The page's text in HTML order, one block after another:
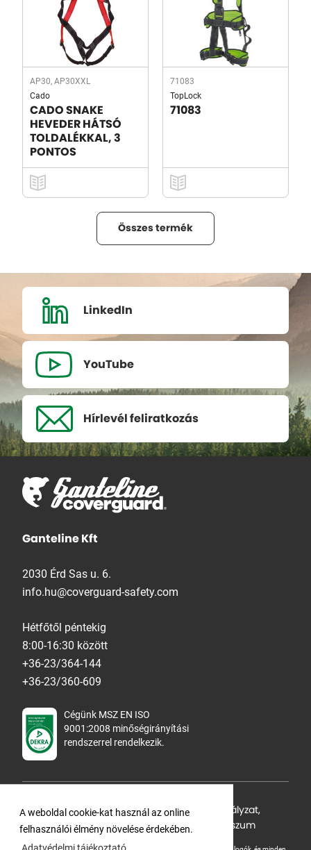
A weboldal cookie-kat használ az online
felhasználói élmény növelése érdekében.
AP30, AP30XXL
Cado
CADO SNAKE
HEVEDER HÁTSÓ
TOLDALÉKKAL, 3
PONTOS
71083
TopLock
71083
Összes termék
LinkedIn
YouTube
Hírlevél feliratkozás
Ganteline Kft
2030 Érd Sas u. 6.
info.hu@coverguard-safety.com
Hétfőtől péntekig
8:00-16:30 között
+36-23/364-144
+36-23/360-609
Cégünk MSZ EN ISO
9001:2008 minőségirányítási
rendszerrel rendelkezik.
Adatvédelmi tájékoztató,Cookie Szabályzat,
Felhasználási feltételek,ÁSZF Impresszum